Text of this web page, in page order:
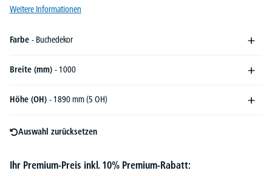
Weitere Informationen
Farbe - Buchedekor
Breite (mm) - 1000
Höhe (OH) - 1890 mm (5 OH)
Auswahl zurücksetzen
Ihr Premium-Preis inkl. 10% Premium-Rabatt: